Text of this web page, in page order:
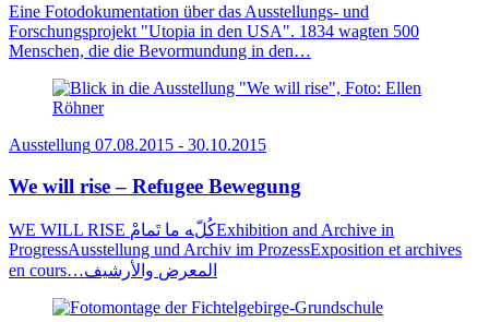
Eine Fotodokumentation über das Ausstellungs- und
Forschungsprojekt "Utopia in den USA". 1834 wagten 500
Menschen, die die Bevormundung in den…
Ausstellung 07.08.2015 - 30.10.2015
We will rise – Refugee Bewegung
WE WILL RISE كُلّﻪ ما تَمامْExhibition and Archive in
ProgressAusstellung und Archiv im ProzessExposition et archives
en coursالمعرض‭ ‬والأرشيف‭…